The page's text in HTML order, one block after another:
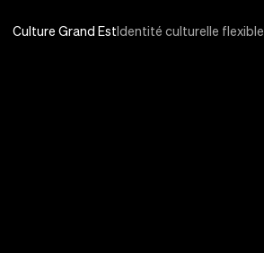
Culture Grand EstIdentité culturelle flexible